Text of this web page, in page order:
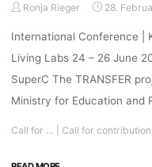
Ronja Rieger 28.
International Conference |
Living Labs 24 – 26 June
SuperC The TRANSFER
Ministry for Education and
Call for … Call for
"Call